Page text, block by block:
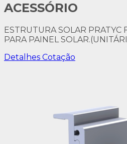
ACESSÓRIO
ESTRUTURA SOLAR PRATYC
PARA PAINEL
Detalhes Cotação